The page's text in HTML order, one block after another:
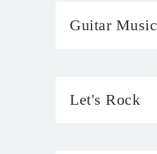
Guitar Music
Let's Rock